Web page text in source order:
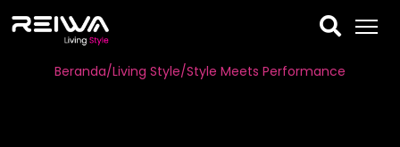
Beranda/Living Style/style Meets Performance